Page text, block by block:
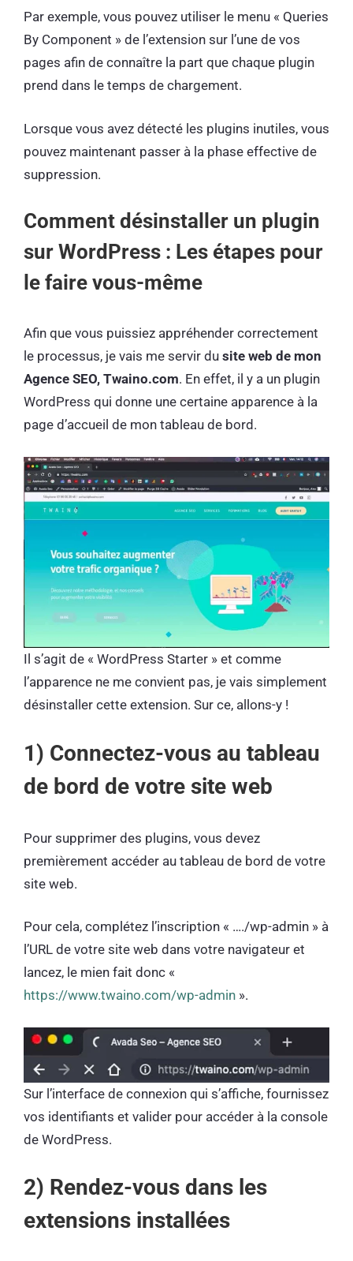
Par exemple, vous pouvez utiliser le menu « Queries
By Component » de l’extension sur l’une de vos
pages afin de connaître la part que chaque plugin
prend dans le temps de chargement.
Lorsque vous avez détecté les plugins inutiles, vous
pouvez maintenant passer à la phase effective de
suppression.
Comment désinstaller un plugin
sur WordPress : Les étapes pour
le faire vous-même
Afin que vous puissiez appréhender correctement
le processus, je vais me servir du site web de mon
Agence SEO, Twaino.com. En effet, il y a un plugin
WordPress qui donne une certaine apparence à la
page d’accueil de mon tableau de bord.
Il s’agit de « WordPress Starter » et comme
l’apparence ne me convient pas, je vais simplement
désinstaller cette extension. Sur ce, allons-y !
1) Connectez-vous au tableau
de bord de votre site web
Pour supprimer des plugins, vous devez
premièrement accéder au tableau de bord de votre
site web.
Pour cela, complétez l’inscription « …./wp-admin » à
l’URL de votre site web dans votre navigateur et
lancez, le mien fait donc «
https://www.twaino.com/wp-admin ».
Sur l’interface de connexion qui s’affiche, fournissez
vos identifiants et valider pour accéder à la console
de WordPress.
2) Rendez-vous dans les
extensions installées